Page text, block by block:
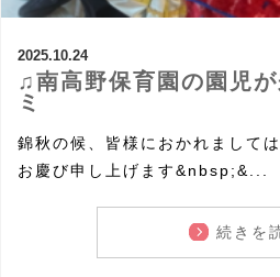
2025.10.24
♫南高野保育園の園児
ミ
錦秋の候、皆様におかれまして
お慶び申し上げます&nbsp;&...
続きを